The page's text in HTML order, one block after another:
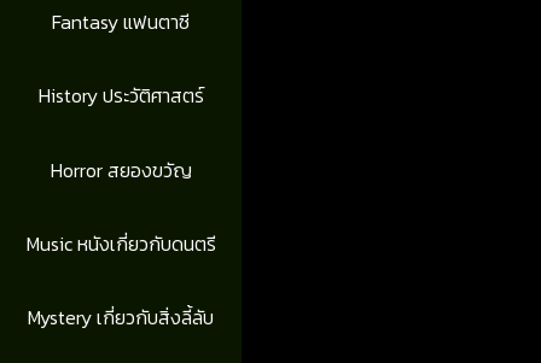
Fantasy แฟนตาซี
History ประวัติศาสตร์
Horror สยองขวัญ
Music หนังเกี่ยวกับดนตรี
Mystery เกี่ยวกับสิ่งลี้ลับ